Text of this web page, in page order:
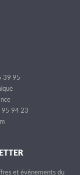
39 95
95 94 23
et évènements du